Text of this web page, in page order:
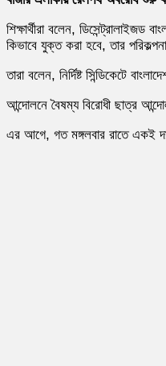
শিক্ষার্থীরা বলেন,
কিভাবে যুক্ত করা হবে, তার
তারা বলেন, নির্দিষ্ট সিন্ডিকেটে
আন্দোলনে বৈষম্য বিরোধী ছাত্র
এর আগে, গত মঙ্গলবার রাতে একই